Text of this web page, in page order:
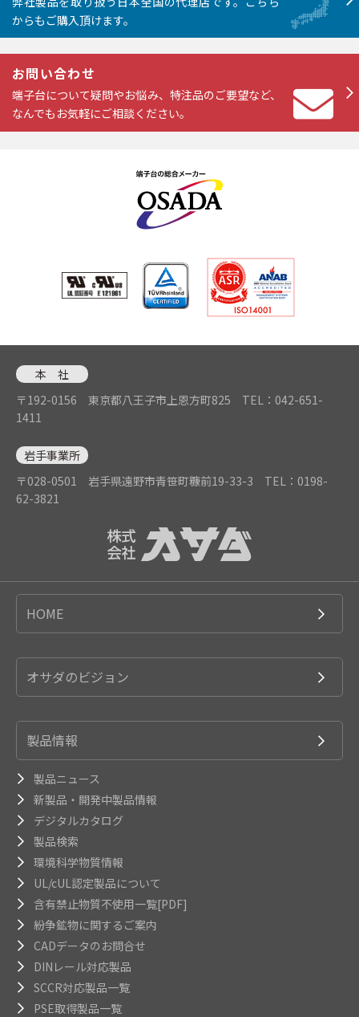
からもご購入頂けます。
お問い合わせ
端子台について疑問やお悩み、特注品のご要望など、
なんでもお気軽にご相談ください。
本 社
〒192-0156 東京都八王子市上恩方町825 TEL：042-651-
1411
岩手事業所
〒028-0501 岩手県遠野市青笹町糠前19-33-3 TEL：0198-
62-3821
HOME
オサダのビジョン
製品情報
製品ニュース
新製品・開発中製品情報
デジタルカタログ
製品検索
環境科学物質情報
UL/cUL認定製品について
含有禁止物質不使用一覧[PDF]
紛争鉱物に関するご案内
CADデータのお問合せ
DINレール対応製品
SCCR対応製品一覧
PSE取得製品一覧